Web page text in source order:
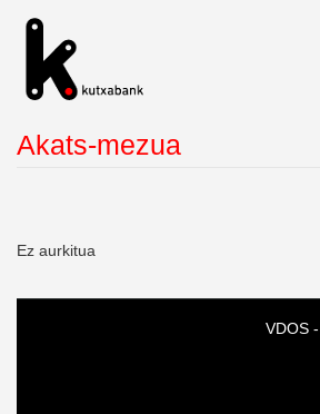
Akats-mezua
Ez aurkitua
VDOS -